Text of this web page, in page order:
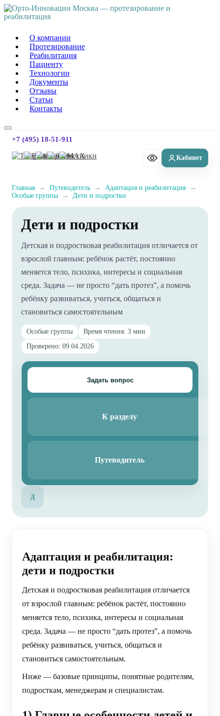
Орто-Инновации Москва
О компании
Протезирование
Реабилитация
Пациенту
Технологии
Документы
Отзывы
Статьи
Контакты
+7 (495) 18-51-911
Главная → Путеводитель → Адаптация и реабилитация
→
Особые группы
→ Дети и подростки
Дети и подростки
Детская и подростковая реабилитация отличается от
взрослой главным: ребёнок растёт, постоянно
меняется тело, психика, интересы и социальная
среда. Задача — не просто “дать протез”, а помочь
ребёнку развиваться, учиться, общаться и
становиться самостоятельным
Особые группы
Время чтения: 3 мин
Проверено: 09.04.2026
Задать вопрос
К разделу
Путеводитель
Д
Адаптация и реабилитация:
дети и подростки
Детская и подростковая реабилитация отличается
от взрослой главным: ребёнок растёт, постоянно
меняется тело, психика, интересы и социальная
среда. Задача — не просто “дать протез”, а помочь
ребёнку развиваться, учиться, общаться и
становиться самостоятельным.
Ниже — базовые принципы, понятные родителям,
подросткам, менеджерам и специалистам.